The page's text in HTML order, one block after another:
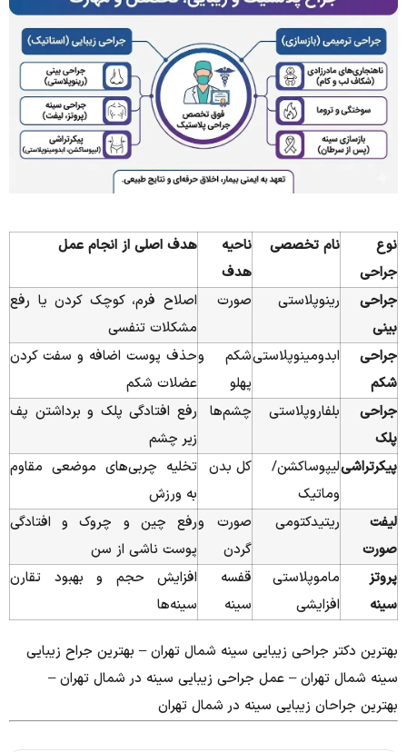
نوع
جراحی
نام تخصصی
ناحیه
هدف
هدف اصلی از انجام عمل
جراحی
بینی
رینوپلاستی صورت
اصلاح فرم، کوچک کردن یا رفع
مشکلات تنفسی
جراحی
شکم
ابدومینوپلاستیشکم و
پهلو
حذف پوست اضافه و سفت کردن
عضلات شکم
جراحی
پلک
بلفاروپلاستی چشم‌ها
رفع افتادگی پلک و برداشتن پف
زیر چشم
پیکرتراشیلیپوساکشن/
وماتیک
کل بدن تخلیه چربی‌های موضعی مقاوم
به ورزش
لیفت
صورت
ریتیدکتومی
صورت و
گردن
رفع چین و چروک و افتادگی
پوست ناشی از سن
پروتز
سینه
ماموپلاستی
افزایشی
قفسه
سینه
افزایش حجم و بهبود تقارن
سینه‌ها
بهترین دکتر جراحی زیبایی سینه شمال تهران – بهترین جراح زیبایی
سینه شمال تهران – عمل جراحی زیبایی سینه در شمال تهران –
بهترین جراحان زیبایی سینه در شمال تهران